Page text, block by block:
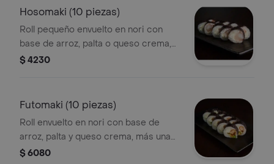
Hosomaki (10 piezas)
Roll pequeño envuelto en nori con
base de arroz, palta o queso crema,
más una proteína o verdura a
$ 4230
Futomaki (10 piezas)
Roll envuelto en nori con base de
arroz, palta y queso crema, más una
proteína o verdura a elección.
$ 6080